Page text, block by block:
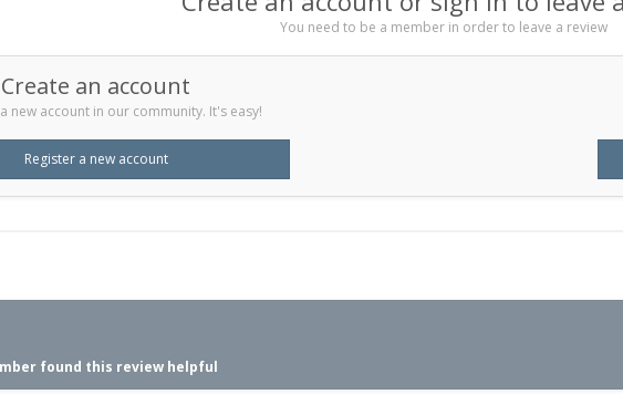
You need to be a member in order to leave a review
Create an account
new account in our community. It's easy!
Register a new account
found this review helpful